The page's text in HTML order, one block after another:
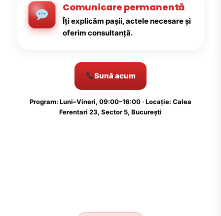
Comunicare permanentă
Îți explicăm pașii, actele necesare și
oferim consultanță.
Sună acum
Program: Luni–Vineri, 09:00–16:00 · Locație: Calea
Ferentari 23, Sector 5, București